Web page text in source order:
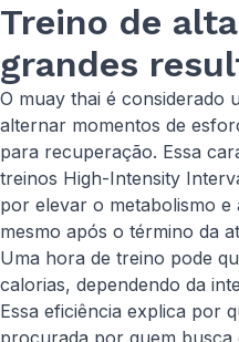
Treino de
grandes
O muay thai é considerado
alternar momentos de
para recuperação. Essa
treinos High-Intensity
por elevar o metabolismo
mesmo após o término da
Uma hora de treino pode
calorias, dependendo da
Essa eficiência explica por
procurada por quem busca